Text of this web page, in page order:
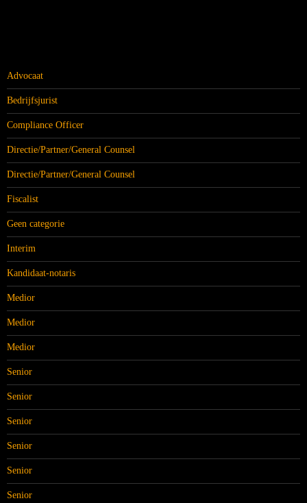
Advocaat
Bedrijfsjurist
Compliance Officer
Directie/Partner/General Counsel
Directie/Partner/General Counsel
Fiscalist
Geen categorie
Interim
Kandidaat-notaris
Medior
Medior
Medior
Senior
Senior
Senior
Senior
Senior
Senior